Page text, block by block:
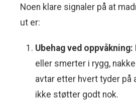
Noen klare signaler på at
ut er:
Ubehag ved oppvåkning:
eller smerter i rygg,
avtar etter hvert tyder på
ikke støtter godt nok.